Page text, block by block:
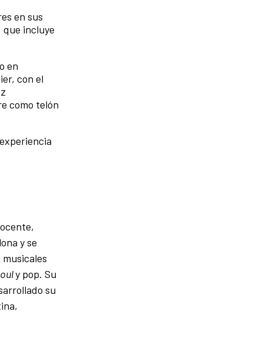
en sus
incluye
en
con el
como telón
y se
y pop. Su
su